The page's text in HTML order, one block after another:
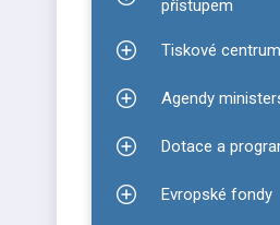
Zobrazit podmenu
přístupem
Zobrazit podmenu
Tiskové centrum
Zobrazit podmenu
Agendy
Zobrazit podmenu
Dotace a
Zobrazit podmenu
Evropské fondy